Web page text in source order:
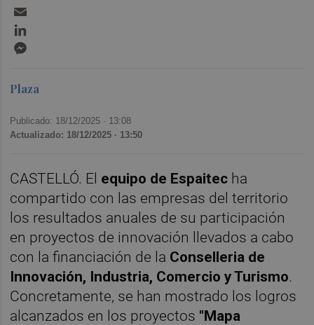
Plaza
Publicado: 18/12/2025 · 13:08
Actualizado: 18/12/2025 · 13:50
CASTELLÓ. El equipo de Espaitec ha
compartido con las empresas del territorio
los resultados anuales de su participación
en proyectos de innovación llevados a cabo
con la financiación de la Conselleria de
Innovación, Industria, Comercio y Turismo.
Concretamente, se han mostrado los logros
alcanzados en los proyectos "Mapa